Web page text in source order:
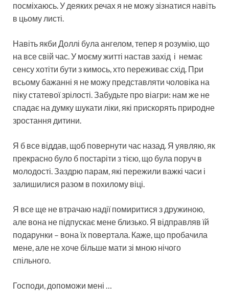
посміхаюсь. У деяких речах я не можу зізнатися навіть
в цьому листі.
Навіть якби Доллі була ангелом, тепер я розумію, що
на все свій час. У моєму житті настав захід і немає
сенсу хотіти бути з кимось, хто переживає схід. При
всьому бажанні я не можу представляти чоловіка на
піку статевої зрілості. Забудьте про віагри: нам же не
спадає на думку шукати ліки, які прискорять природне
зростання дитини.
Я б все віддав, щоб повернути час назад. Я уявляю, як
прекрасно було б постаріти з тією, що була поруч в
молодості. Заздрю ​​парам, які пережили важкі часи і
залишилися разом в похилому віці.
Я все ще не втрачаю надії помиритися з дружиною,
але вона не підпускає мене близько. Я відправляв їй
подарунки – вона їх повертала. Каже, що пробачила
мене, але не хоче більше мати зі мною нічого
спільного.
Господи, допоможи мені …